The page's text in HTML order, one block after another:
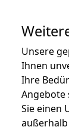
Unsere
Ihnen
Ihre
Angebote
Sie einen